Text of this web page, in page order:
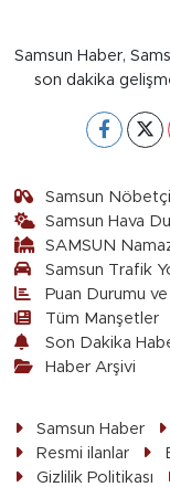
Samsun Haber,
son dakika
Samsun
Samsun Hava
SAMSUN
Samsun Trafik
Puan Durumu
Tüm Manşetler
Son Dakika
Haber Arşivi
Samsun Haber
Resmi ilanlar
Gizlilik Politikası